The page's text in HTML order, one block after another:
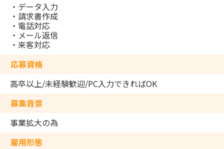
・データ入力
・請求書作成
・電話対応
・メール返信
・来客対応
応募資格
高卒以上/未経験歓迎/PC入力できればOK
募集背景
事業拡大の為
雇用形態